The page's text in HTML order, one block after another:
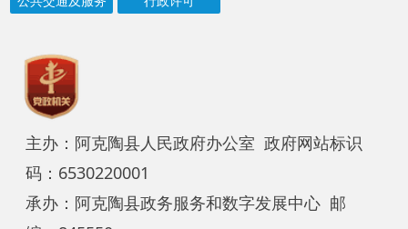
主办：阿克陶县人民政府办公室 政府网站标识
码：6530220001
承办：阿克陶县政务服务和数字发展中心 邮
编：845550
地 址：新疆阿克陶县文化东路188号 法律声明